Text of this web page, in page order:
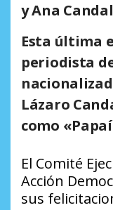
yAna Candal
Esta última
periodista
Lázaro
como
El Comité
Acción
sus